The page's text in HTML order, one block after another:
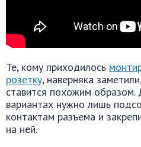
Те, кому приходилось
розетку, наверняка
ставится похожим образом.
вариантах нужно лишь
контактам разъема и
на ней.